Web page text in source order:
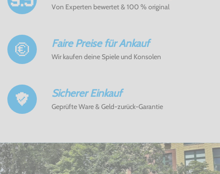
Von Experten bewertet & 100 % original
Faire Preise für Ankauf
Wir kaufen deine Spiele und Konsolen
Sicherer Einkauf
Geprüfte Ware & Geld-zurück-Garantie